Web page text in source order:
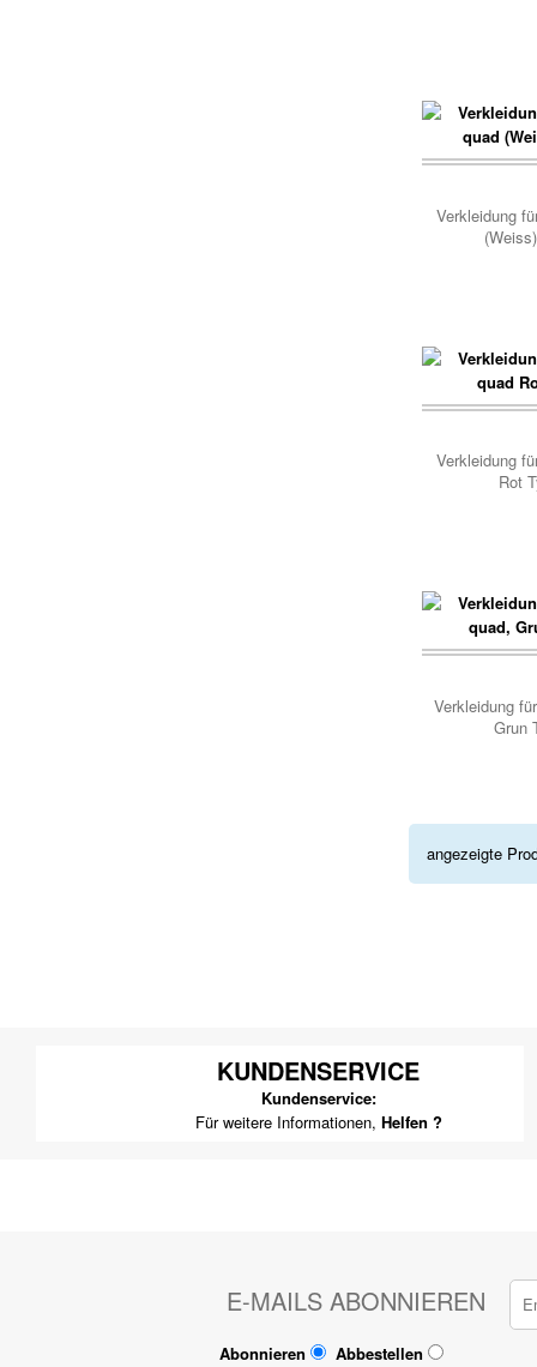
Verkleidung
Verkleidung
Rot
Verkleidung
Grun
angezeigte
KUNDENSERVICE
Kundenservice:
Für weitere Informationen, Helfen ?
E-MAILS ABONNIEREN
Abonnieren Abbestellen